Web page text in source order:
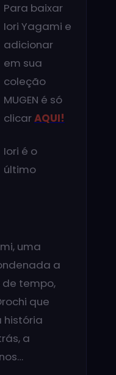
Para baixar
Iori Yagami e
adicionar
em sua
coleção
MUGEN é só
clicarAQUI!
Iori é o
último
uma
a
de tempo,
que
história
a